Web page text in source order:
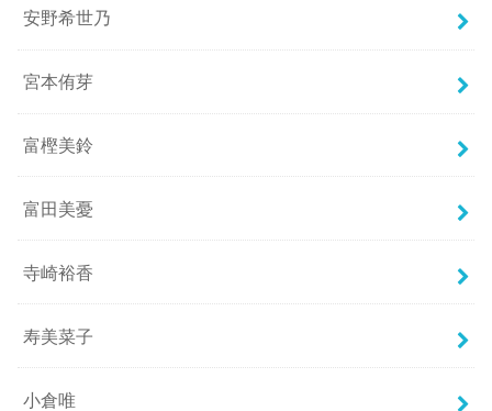
安野希世乃
宮本侑芽
富樫美鈴
富田美憂
寺崎裕香
寿美菜子
小倉唯